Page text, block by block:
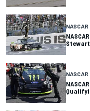
NASCAR
NASCAR